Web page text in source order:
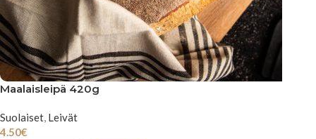
Maalaisleipä 420g
Suolaiset, Leivät
4.50€